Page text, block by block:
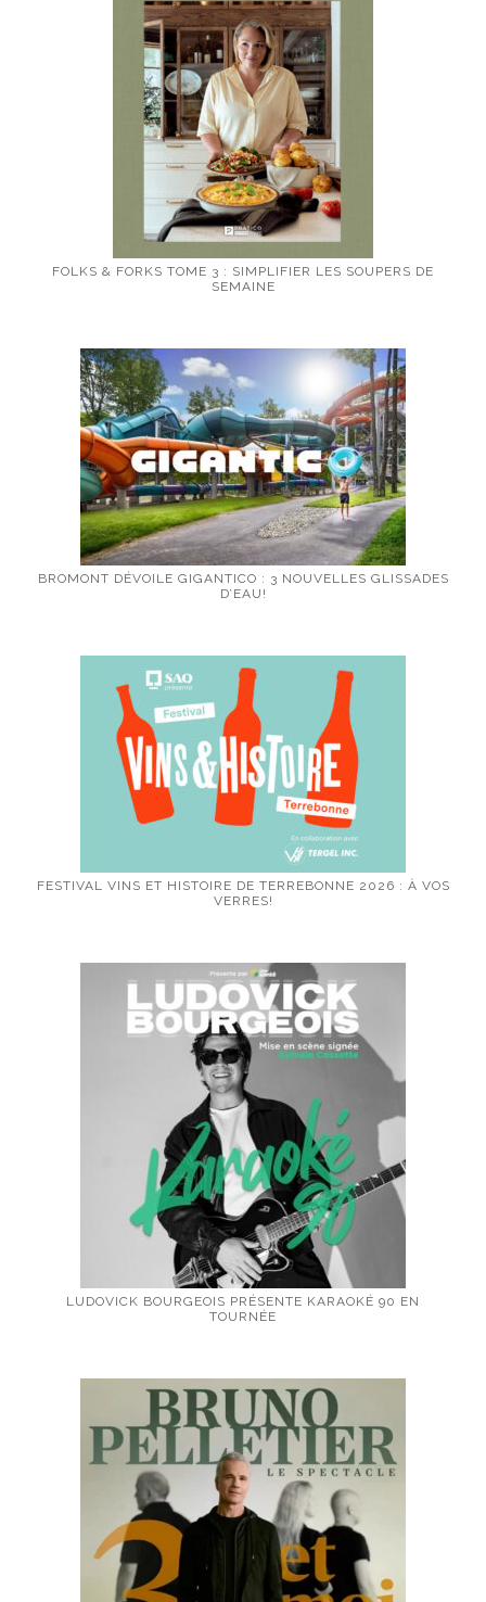
FOLKS & FORKS TOME 3 : SIMPLIFIER LES SOUPERS DE
SEMAINE
BROMONT DÉVOILE GIGANTICO : 3 NOUVELLES GLISSADES
D’EAU!
FESTIVAL VINS ET HISTOIRE DE TERREBONNE 2026 : À VOS
VERRES!
LUDOVICK BOURGEOIS PRÉSENTE KARAOKÉ 90 EN
TOURNÉE